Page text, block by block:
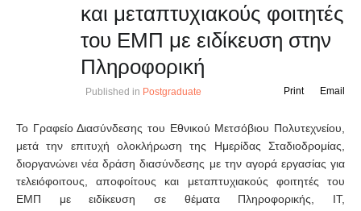
και μεταπτυχιακούς φοιτητές
του ΕΜΠ με ειδίκευση στην
Πληροφορική
Published in Postgraduate Email
Print
Το Γραφείο Διασύνδεσης του Εθνικού Μετσόβιου Πολυτεχνείου,
μετά την επιτυχή ολοκλήρωση της Ημερίδας Σταδιοδρομίας,
διοργανώνει νέα δράση διασύνδεσης με την αγορά εργασίας για
τελειόφοιτους, αποφοίτους και μεταπτυχιακούς φοιτητές του
ΕΜΠ με ειδίκευση σε θέματα Πληροφορικής, ΙΤ,